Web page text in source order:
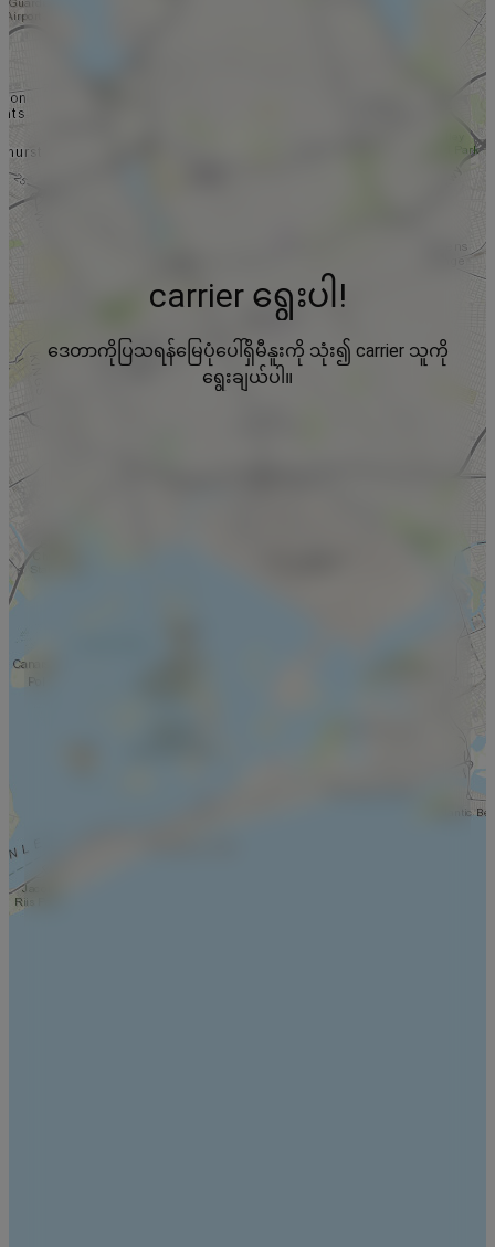
carrier ရွေးပါ!
ဒေတာကိုပြသရန်မြေပုံပေါ်ရှိမီနူးကို သုံး၍ carrier သူကို
ရွေးချယ်ပါ။